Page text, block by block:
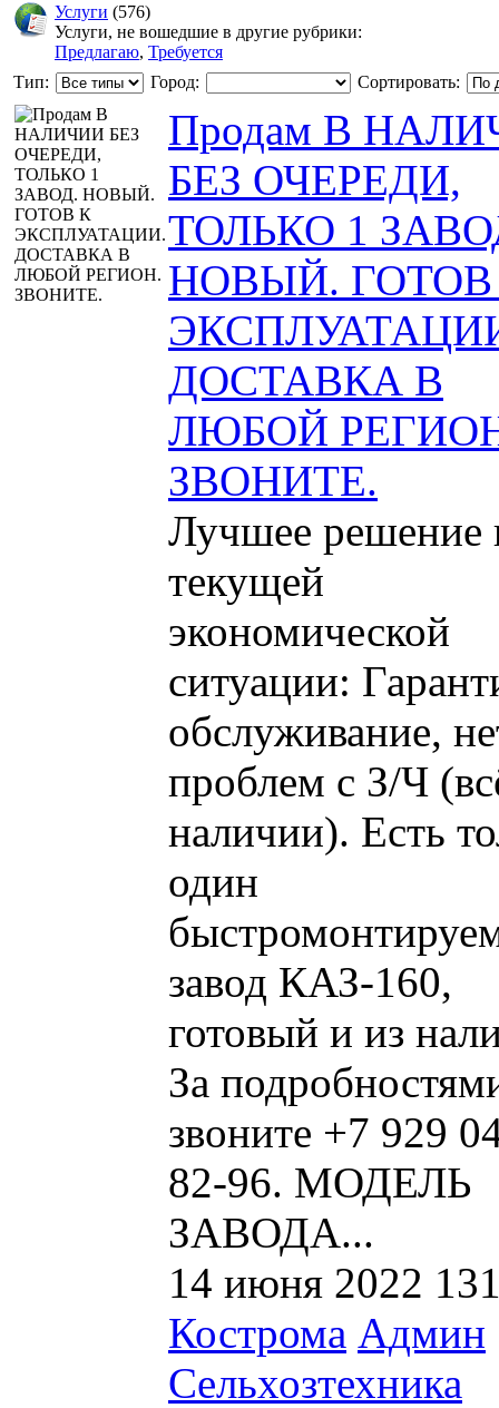
Услуги (576)
Услуги, не вошедшие в другие рубрики:
Предлагаю, Требуется
Тип:
Город: Сортировать:
Продам В
БЕЗ ОЧЕРЕДИ,
ТОЛЬКО 1
НОВЫЙ. ГОТОВ
ДОСТАВКА В
ЛЮБОЙ
ЗВОНИТЕ.
Лучшее решение
текущей
экономической
ситуации:
обслуживание,
проблем с З/Ч
наличии). Есть
один
завод КАЗ-160,
готовый и из
За
звоните +7 929
82-96. МОДЕЛЬ
ЗАВОДА...
14 июня 2022
Кострома Админ
Сельхозтехника